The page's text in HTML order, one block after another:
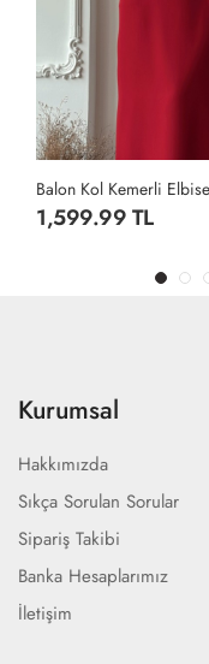
2,299.99 TL
Kurumsal
Hakkımızda
Sıkça Sorulan Sorular
Sipariş Takibi
Banka Hesaplarımız
İletişim